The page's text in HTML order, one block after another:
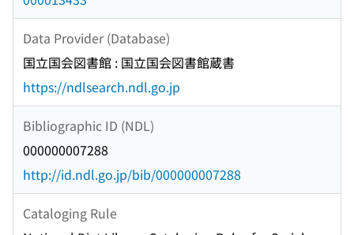
Data Provider (Database)
国立国会図書館 : 国立国会図書館蔵書
https://ndlsearch.ndl.go.jp
Bibliographic ID (NDL)
000000007288
http://id.ndl.go.jp/bib/000000007288
Cataloging Rule